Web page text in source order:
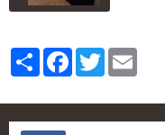
PartagerFacebook
Twitter